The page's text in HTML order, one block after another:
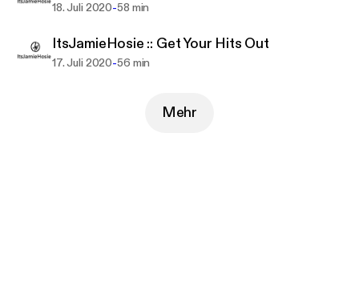
18. Juli 2020-58 min
ItsJamieHosie :: Get Your Hits Out
17. Juli 2020-56 min
Mehr